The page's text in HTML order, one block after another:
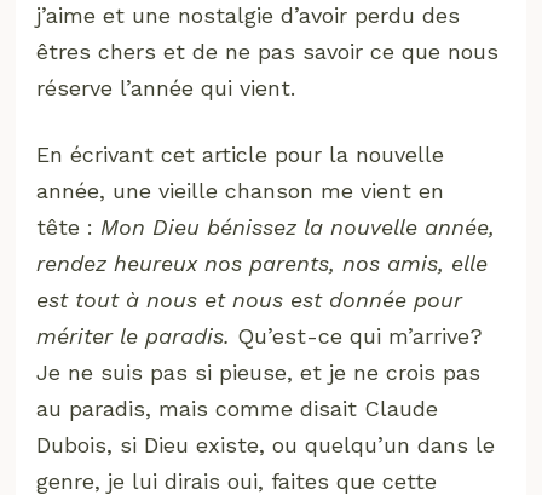
j’aime et une nostalgie d’avoir perdu des
êtres chers et de ne pas savoir ce que nous
réserve l’année qui vient.
En écrivant cet article pour la nouvelle
année, une vieille chanson me vient en
tête : Mon Dieu bénissez la nouvelle année,
rendez heureux nos parents, nos amis, elle
est tout à nous et nous est donnée pour
mériter le paradis. Qu’est-ce qui m’arrive?
Je ne suis pas si pieuse, et je ne crois pas
au paradis, mais comme disait Claude
Dubois, si Dieu existe, ou quelqu’un dans le
genre, je lui dirais oui, faites que cette